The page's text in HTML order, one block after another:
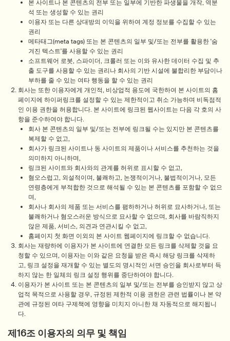
본 사이트나 본 콘텐츠의 전부 또는 일부에 기반한 파생물을 개작, 역분
석 또는 생성할 수 있는 권리
이용자 또는 다른 상대방의 이익을 위하여 계정 정보를 수집할 수 있는
권리
메타태그(meta tags) 또는 본 콘텐츠의 일부 및/또는 전부를 활용한 '숨
겨진 텍스트'를 사용할 수 있는 권리
소프트웨어 로봇, 스파이더, 크롤러 또는 이와 유사한 데이터 수집 및 추
출 도구를 사용할 수 있는 권리나 회사의 기반 시설에 불합리한 부담이나
부하를 줄 수 있는 여타 행동을 할 수 있는 권리
회사는 또한 이용자에게 개인적, 비상업적 용도에 국한하여 본 사이트의 홈
페이지에 하이퍼링크를 설정할 수 있는 제한적이고 취소 가능하며 비독점적
인 이용 권한을 허용합니다. 본 사이트에 링크된 웹사이트는 다음 각 호의 사
항을 준수하여야 합니다.
회사 본 콘텐츠의 일부 및/또는 전부에 링크될 수는 있지만 본 콘텐츠를
복제할 수 없고,
회사가 링크된 사이트나 동 사이트의 제품이나 서비스를 추천하는 것을
의미하지 아니하며,
링크된 사이트와 회사와의 관계를 허위로 표시할 수 없고,
혐오스럽고, 외설적이며, 불쾌하고, 논쟁적이거나, 불법적이거나, 모든
연령층에게 부적합한 것으로 해석될 수 있는 본 콘텐츠를 포함할 수 없으
며,
회사나 회사의 제품 또는 서비스를 폄하하거나 허위로 묘사하거나, 또는
불쾌하거나 혐오스러운 방식으로 묘사할 수 없으며, 회사를 바람직하지
않은 제품, 서비스, 의견과 연관시킬 수 없고,
홈페이지 첫 화면 이외의 본 사이트 웹페이지에 링크할 수 없습니다.
회사는 재량하에 이용자가 본 사이트에 연결한 모든 링크를 삭제할 것을 요
청할 수 있으며, 이용자는 이와 같은 요청을 받은 즉시 해당 링크를 삭제하
고, 링크 설정을 재개할 수 있는 별도의 명시적인 서면 승인을 회사로부터 득
하지 않는 한 일체의 링크 설정 행위를 중단하여야 합니다.
이용자가 본 사이트 또는 본 콘텐츠의 일부 및/또는 전부를 승인받지 않고 상
업적 목적으로 사용할 경우, 규정된 제한적 이용 권한은 관련 법률이나 본 약
관에 규정된 여타 구제책에 영향을 미치지 아니한 채 자동적으로 해지됩니
다.
제16조 이용자의 의무 및 책임